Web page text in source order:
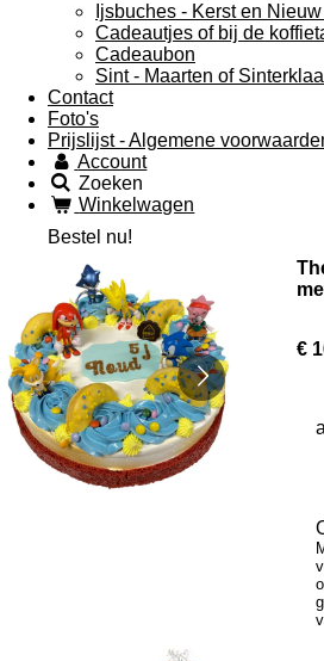
Ijsbuches - Kerst en
Cadeautjes of bij de
Cadeaubon
Sint - Maarten of
Contact
Foto's
Prijslijst - Algemene
Account
Zoeken
Winkelwagen
Bestel nu!
€